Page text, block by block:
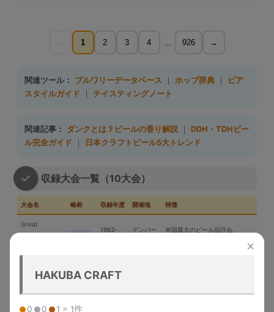
1 2 3 4 ... 926 →
×
HAKUBA CRAFT
0 0 1 = 1件
関連ツール： ブルワリーデータベース ホップ辞典
ビア
スタイルガイド
テイスティングノート
関連記事： ダンクとは？ビールの香り解説
DDH・TDHビー
ル完全ガイド
日本クラフトビール5大トレンド
収録大会一覧（10大会）
大会名 略称 収録年度 開催地 特徴
Great
American
1983-
デンバー
米国最大のビール品評会。
Australian Intl
Beer Awards
AIBA
2015-
2025